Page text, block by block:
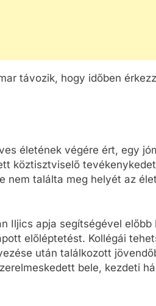
távozik, hogy időben
életének végére ért, egy
köztisztviselő
nem találta meg helyét az
Iljics apja segítségével előbb
előléptetést. Kollégái
után találkozott
bele, kezdeti